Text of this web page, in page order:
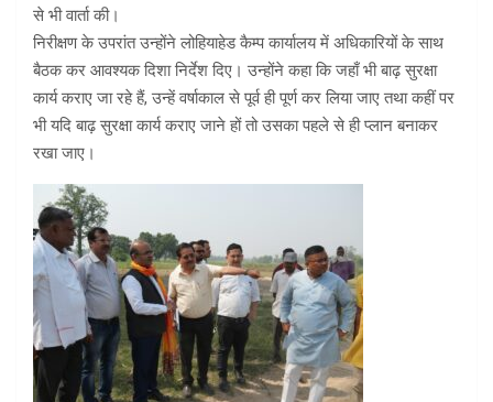
से भी वार्ता की।
निरीक्षण के उपरांत उन्होंने लोहियाहेड कैम्प कार्यालय में अधिकारियों के साथ
बैठक कर आवश्यक दिशा निर्देश दिए। उन्होंने कहा कि जहाँ भी बाढ़ सुरक्षा
कार्य कराए जा रहे हैं, उन्हें वर्षाकाल से पूर्व ही पूर्ण कर लिया जाए तथा कहीं पर
भी यदि बाढ़ सुरक्षा कार्य कराए जाने हों तो उसका पहले से ही प्लान बनाकर
रखा जाए।